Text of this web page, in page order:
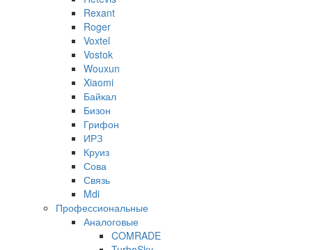
Rexant
Roger
Voxtel
Vostok
Wouxun
Xiaomi
Байкал
Бизон
Грифон
ИРЗ
Круиз
Сова
Связь
Mdi
Профессиональные
Аналоговые
COMRADE